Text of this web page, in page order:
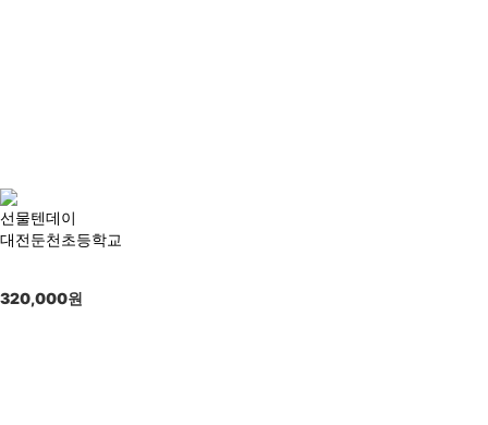
선물텐데이
대전둔천초등학교
320,000원